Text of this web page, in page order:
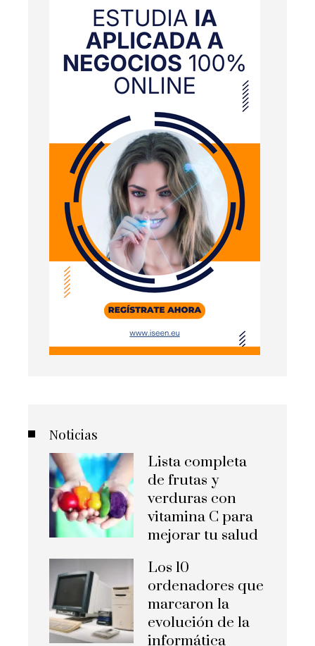
Noticias
Lista completa
de frutas y
verduras con
vitamina C para
mejorar tu salud
Los 10
ordenadores que
marcaron la
evolución de la
informática